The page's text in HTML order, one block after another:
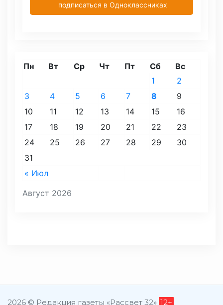
подписаться в Одноклассниках
Август 2026
Пн Вт Ср Чт Пт Сб Вс
« Июл
1
2
3
4 5 6 7 8
9
10
11 12 13 14 15
16
17
18 19 20 21 22
23
24
25 26 27 28 29
30
31
2026 © Редакция газеты «Рассвет 32» 12+